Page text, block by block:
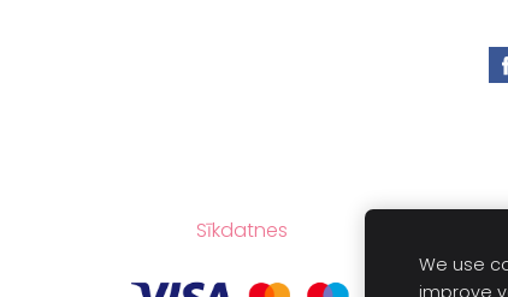
Sīkdatnes
We use
improve